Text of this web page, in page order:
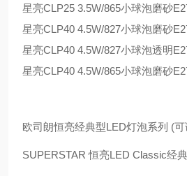
星亮CLP25 3.5W/865小球泡磨砂
星亮CLP40 4.5W/827小球泡磨砂
星亮CLP40 4.5W/827小球泡透明
星亮CLP40 4.5W/865小球泡磨砂
欧司朗恒亮经典型LED灯泡系列 (可
SUPERSTAR 恒亮LED Classic经